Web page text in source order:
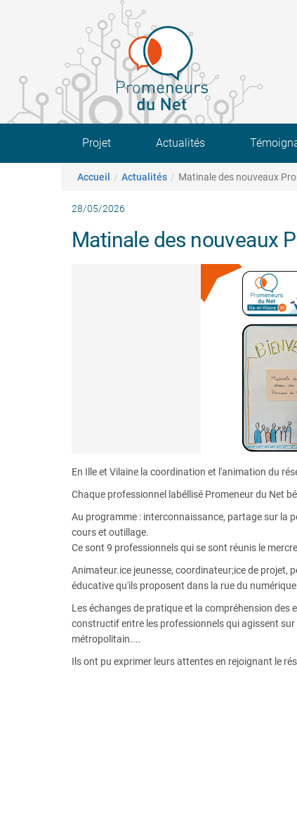
Main navigation
Projet Actualités
Fil d'Ariane
Accueil Actualités Matinale des nouveaux
28/05/2026
Matinale des nouveaux
En Ille et Vilaine la coordination et l'animation du
Chaque professionnel labéllisé Promeneur du Net
Au programme : interconnaissance, partage sur la
cours et outillage.
Ce sont 9 professionnels qui se sont réunis le
Animateur.ice jeunesse, coordinateur;ice de projet,
éducative qu'ils proposent dans la rue du
Les échanges de pratique et la compréhension des
constructif entre les professionnels qui agissent
métropolitain....
Ils ont pu exprimer leurs attentes en rejoignant le